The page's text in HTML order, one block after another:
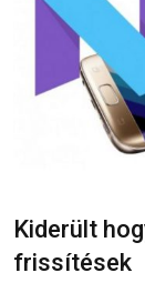
Kiderült
frissítések